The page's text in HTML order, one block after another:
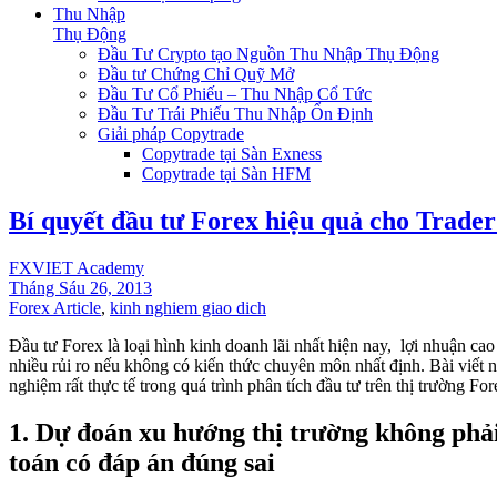
Thu Nhập
Thụ Động
Đầu Tư Crypto tạo Nguồn Thu Nhập Thụ Động
Đầu tư Chứng Chỉ Quỹ Mở
Đầu Tư Cổ Phiếu – Thu Nhập Cổ Tức
Đầu Tư Trái Phiếu Thu Nhập Ổn Định
Giải pháp Copytrade
Copytrade tại Sàn Exness
Copytrade tại Sàn HFM
Bí quyết đầu tư Forex hiệu quả cho
FXVIET Academy
Tháng Sáu 26, 2013
Forex Article, kinh nghiem giao dich
Đầu tư Forex là loại hình kinh doanh lãi nhất hiện nay, lợi nhuận
nhiều rủi ro nếu không có kiến thức chuyên môn nhất định. Bài viết
nghiệm rất thực tế trong quá trình phân tích đầu tư trên thị trường
1. Dự đoán xu hướng thị trường không
toán có đáp án đúng sai